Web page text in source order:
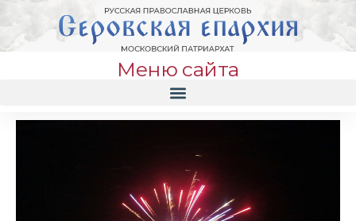
Меню сайта